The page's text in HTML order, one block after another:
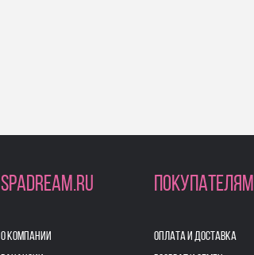
SPADREAM.RU
О КОМПАНИИ
ПОКУПАТЕЛЯМ
ОПЛАТА И ДОСТАВКА